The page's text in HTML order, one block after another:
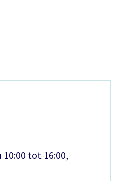
tot 16:00,